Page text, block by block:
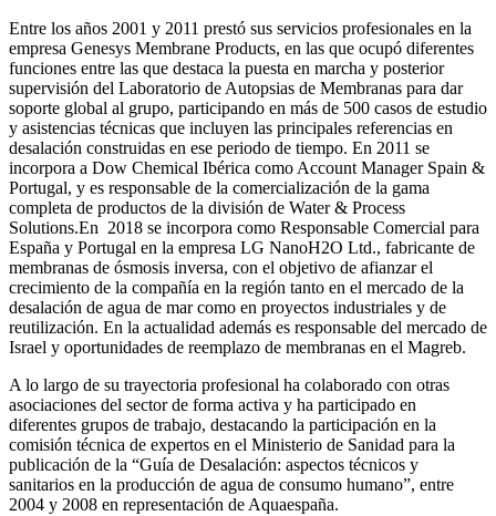
Entre los años 2001 y 2011 prestó sus servicios profesionales en la
empresa Genesys Membrane Products, en las que ocupó diferentes
funciones entre las que destaca la puesta en marcha y posterior
supervisión del Laboratorio de Autopsias de Membranas para dar
soporte global al grupo, participando en más de 500 casos de estudio
y asistencias técnicas que incluyen las principales referencias en
desalación construidas en ese periodo de tiempo. En 2011 se
incorpora a Dow Chemical Ibérica como Account Manager Spain &
Portugal, y es responsable de la comercialización de la gama
completa de productos de la división de Water & Process
Solutions.En 2018 se incorpora como Responsable Comercial para
España y Portugal en la empresa LG NanoH2O Ltd., fabricante de
membranas de ósmosis inversa, con el objetivo de afianzar el
crecimiento de la compañía en la región tanto en el mercado de la
desalación de agua de mar como en proyectos industriales y de
reutilización. En la actualidad además es responsable del mercado de
Israel y oportunidades de reemplazo de membranas en el Magreb.
A lo largo de su trayectoria profesional ha colaborado con otras
asociaciones del sector de forma activa y ha participado en
diferentes grupos de trabajo, destacando la participación en la
comisión técnica de expertos en el Ministerio de Sanidad para la
publicación de la “Guía de Desalación: aspectos técnicos y
sanitarios en la producción de agua de consumo humano”, entre
2004 y 2008 en representación de Aquaespaña.